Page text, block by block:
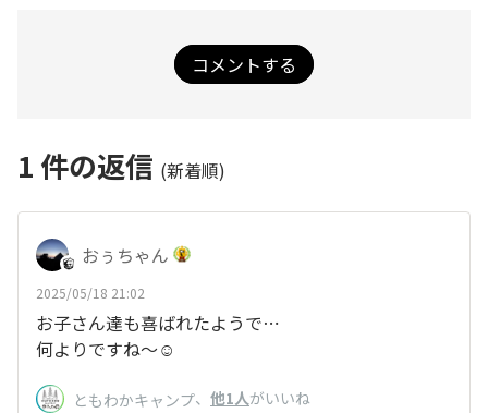
コメントする
1 件の返信 (新着順)
おぅちゃん
2025/05/18 21:02
お子さん達も喜ばれたようで⋯
何よりですね～☺️
ともわかキャンプ、 他1人がいいね